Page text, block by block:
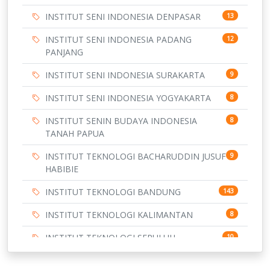
INSTITUT SENI INDONESIA DENPASAR 13
INSTITUT SENI INDONESIA PADANG
PANJANG
12
INSTITUT SENI INDONESIA SURAKARTA 9
INSTITUT SENI INDONESIA YOGYAKARTA 8
INSTITUT SENIN BUDAYA INDONESIA
TANAH PAPUA
8
INSTITUT TEKNOLOGI BACHARUDDIN JUSUF
HABIBIE
9
INSTITUT TEKNOLOGI BANDUNG 143
INSTITUT TEKNOLOGI KALIMANTAN 8
INSTITUT TEKNOLOGI SEPULUH
NOVEMBER
10